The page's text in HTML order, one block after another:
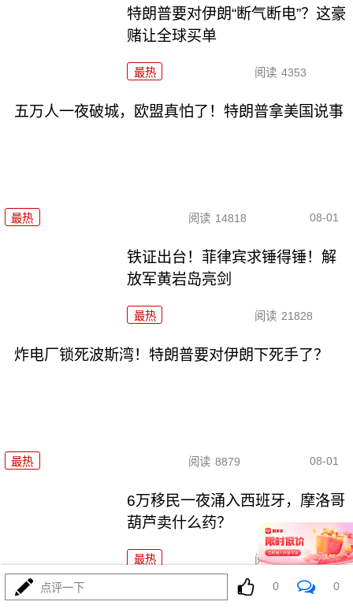
特朗普要对伊朗“断气断电”？这豪
赌让全球买单
最热 阅读 4353
五万人一夜破城，欧盟真怕了！特朗普拿美国说事
最热 阅读 14818 08-01
铁证出台！菲律宾求锤得锤！解
放军黄岩岛亮剑
最热 阅读 21828
炸电厂锁死波斯湾！特朗普要对伊朗下死手了？
最热 阅读 8879 08-01
6万移民一夜涌入西班牙，摩洛哥
葫芦卖什么药？
最热 阅读 7648
哈马斯还是跪了？特朗普高调宣布“历史性协议”
点评一下 0 0